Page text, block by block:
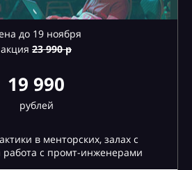
до 19 ноября
акция 23990 р
19 990
рублей
в менторских, залах с
с промт-инженерами